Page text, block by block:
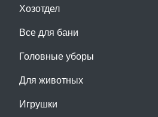
Хозотдел
Все для бани
Головные уборы
Для животных
Игрушки